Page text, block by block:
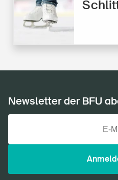
Newsletter der BFU